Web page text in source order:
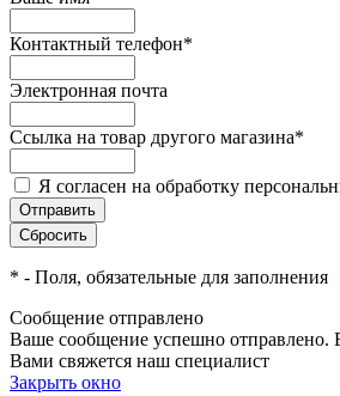
Контактный телефон*
Электронная почта
Ссылка на товар другого магазина*
Я согласен на обработку
* - Поля, обязательные для заполнения
Сообщение отправлено
Ваше сообщение успешно отправлено.
Вами свяжется наш специалист
Закрыть окно